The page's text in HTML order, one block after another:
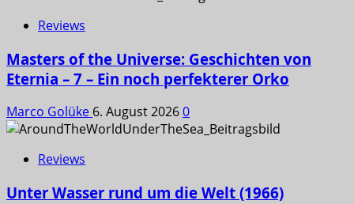
Reviews
Masters of the Universe: Geschichten von
Eternia – 7 – Ein noch perfekterer Orko
Marco Golüke 6. August 20260
Reviews
Unter Wasser rund um die Welt (1966)